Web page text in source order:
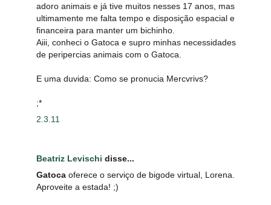
adoro animais e já tive muitos nesses 17 anos, mas
ultimamente me falta tempo e disposição espacial e
financeira para manter um bichinho.
Aiii, conheci o Gatoca e supro minhas necessidades
de peripercias animais com o Gatoca.
E uma duvida: Como se pronucia Mercvrivs?
;*
2.3.11
Beatriz Levischi disse...
Gatoca oferece o serviço de bigode virtual, Lorena.
Aproveite a estada! ;)